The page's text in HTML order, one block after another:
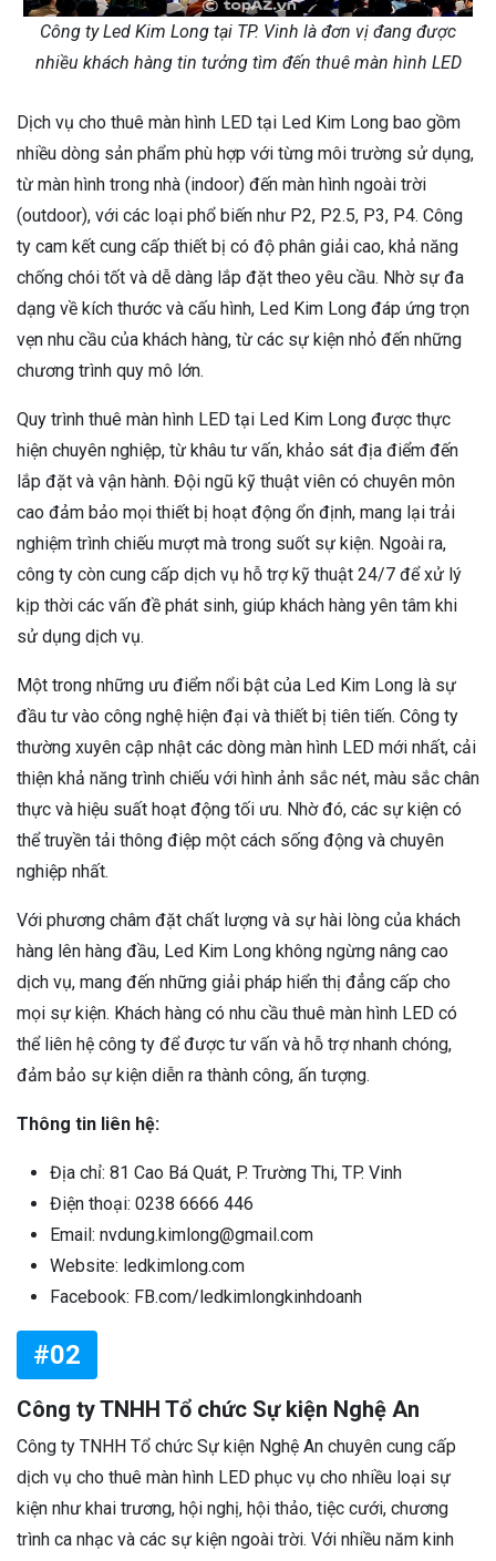
Công ty Led Kim Long tại TP. Vinh là đơn vị đang được
nhiều khách hàng tin tưởng tìm đến thuê màn hình LED
Dịch vụ cho thuê màn hình LED tại Led Kim Long bao gồm
nhiều dòng sản phẩm phù hợp với từng môi trường sử dụng,
từ màn hình trong nhà (indoor) đến màn hình ngoài trời
(outdoor), với các loại phổ biến như P2, P2.5, P3, P4. Công
ty cam kết cung cấp thiết bị có độ phân giải cao, khả năng
chống chói tốt và dễ dàng lắp đặt theo yêu cầu. Nhờ sự đa
dạng về kích thước và cấu hình, Led Kim Long đáp ứng trọn
vẹn nhu cầu của khách hàng, từ các sự kiện nhỏ đến những
chương trình quy mô lớn.
Quy trình thuê màn hình LED tại Led Kim Long được thực
hiện chuyên nghiệp, từ khâu tư vấn, khảo sát địa điểm đến
lắp đặt và vận hành. Đội ngũ kỹ thuật viên có chuyên môn
cao đảm bảo mọi thiết bị hoạt động ổn định, mang lại trải
nghiệm trình chiếu mượt mà trong suốt sự kiện. Ngoài ra,
công ty còn cung cấp dịch vụ hỗ trợ kỹ thuật 24/7 để xử lý
kịp thời các vấn đề phát sinh, giúp khách hàng yên tâm khi
sử dụng dịch vụ.
Một trong những ưu điểm nổi bật của Led Kim Long là sự
đầu tư vào công nghệ hiện đại và thiết bị tiên tiến. Công ty
thường xuyên cập nhật các dòng màn hình LED mới nhất, cải
thiện khả năng trình chiếu với hình ảnh sắc nét, màu sắc chân
thực và hiệu suất hoạt động tối ưu. Nhờ đó, các sự kiện có
thể truyền tải thông điệp một cách sống động và chuyên
nghiệp nhất.
Với phương châm đặt chất lượng và sự hài lòng của khách
hàng lên hàng đầu, Led Kim Long không ngừng nâng cao
dịch vụ, mang đến những giải pháp hiển thị đẳng cấp cho
mọi sự kiện. Khách hàng có nhu cầu thuê màn hình LED có
thể liên hệ công ty để được tư vấn và hỗ trợ nhanh chóng,
đảm bảo sự kiện diễn ra thành công, ấn tượng.
Thông tin liên hệ:
Địa chỉ: 81 Cao Bá Quát, P. Trường Thi, TP. Vinh
Điện thoại: 0238 6666 446
Email: nvdung.kimlong@gmail.com
Website: ledkimlong.com
Facebook: FB.com/ledkimlongkinhdoanh
#02
Công ty TNHH Tổ chức Sự kiện Nghệ An
Công ty TNHH Tổ chức Sự kiện Nghệ An chuyên cung cấp
dịch vụ cho thuê màn hình LED phục vụ cho nhiều loại sự
kiện như khai trương, hội nghị, hội thảo, tiệc cưới, chương
trình ca nhạc và các sự kiện ngoài trời. Với nhiều năm kinh